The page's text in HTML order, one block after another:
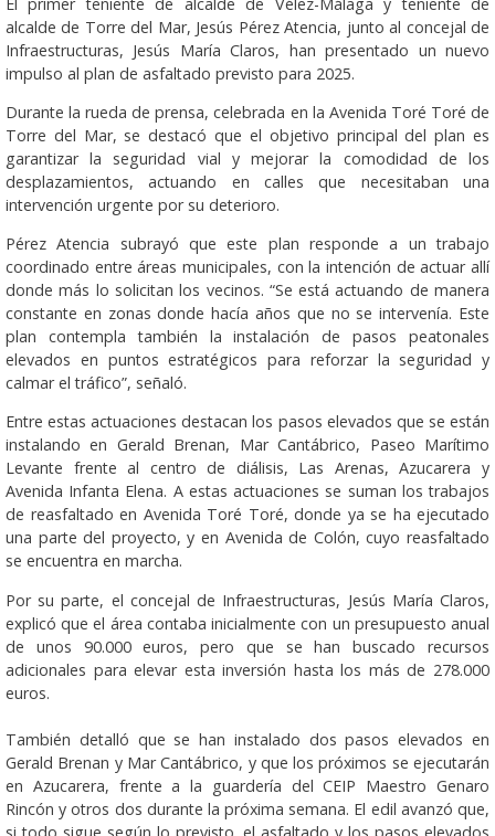
alcalde de Torre del Mar, Jesús Pérez Atencia, junto al concejal de
Infraestructuras, Jesús María Claros, han presentado un nuevo
impulso al plan de asfaltado previsto para 2025.
Durante la rueda de prensa, celebrada en la Avenida Toré Toré de
Torre del Mar, se destacó que el objetivo principal del plan es
garantizar la seguridad vial y mejorar la comodidad de los
desplazamientos, actuando en calles que necesitaban una
intervención urgente por su deterioro.
Pérez Atencia subrayó que este plan responde a un trabajo
coordinado entre áreas municipales, con la intención de actuar allí
donde más lo solicitan los vecinos. “Se está actuando de manera
constante en zonas donde hacía años que no se intervenía. Este
plan contempla también la instalación de pasos peatonales
elevados en puntos estratégicos para reforzar la seguridad y
calmar el tráfico”, señaló.
Entre estas actuaciones destacan los pasos elevados que se están
instalando en Gerald Brenan, Mar Cantábrico, Paseo Marítimo
Levante frente al centro de diálisis, Las Arenas, Azucarera y
Avenida Infanta Elena. A estas actuaciones se suman los trabajos
de reasfaltado en Avenida Toré Toré, donde ya se ha ejecutado
una parte del proyecto, y en Avenida de Colón, cuyo reasfaltado
se encuentra en marcha.
Por su parte, el concejal de Infraestructuras, Jesús María Claros,
explicó que el área contaba inicialmente con un presupuesto anual
de unos 90.000 euros, pero que se han buscado recursos
adicionales para elevar esta inversión hasta los más de 278.000
euros.
También detalló que se han instalado dos pasos elevados en
Gerald Brenan y Mar Cantábrico, y que los próximos se ejecutarán
en Azucarera, frente a la guardería del CEIP Maestro Genaro
Rincón y otros dos durante la próxima semana. El edil avanzó que,
si todo sigue según lo previsto, el asfaltado y los pasos elevados